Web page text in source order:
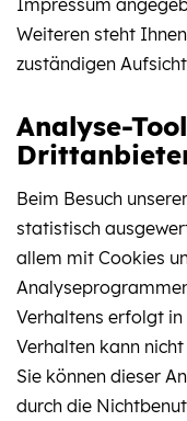
Impressum
Weiteren steht
zuständigen
Analyse-
Beim Besuch
statistisch
allem mit Cookies
Verhaltens erfolgt
Verhalten kann
Sie können dieser
durch die